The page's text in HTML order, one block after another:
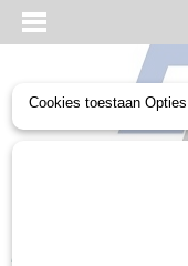
Home
Cookies toestaan Opties